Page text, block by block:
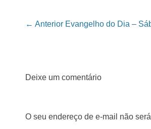
Navegação das Postagens
← Anterior Evangelho do Dia –
Deixe um comentário
O seu endereço de e-mail não